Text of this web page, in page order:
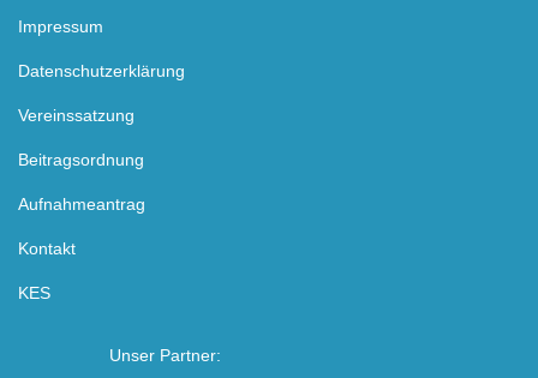
Impressum
Datenschutzerklärung
Vereinssatzung
Beitragsordnung
Aufnahmeantrag
Kontakt
KES
Unser Partner: